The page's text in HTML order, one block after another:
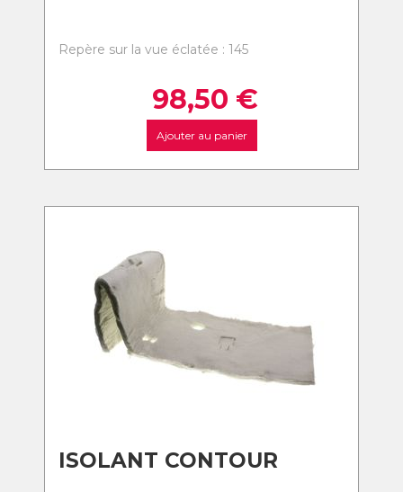
Repère sur la vue éclatée : 145
98,50 €
Ajouter au panier
ISOLANT CONTOUR